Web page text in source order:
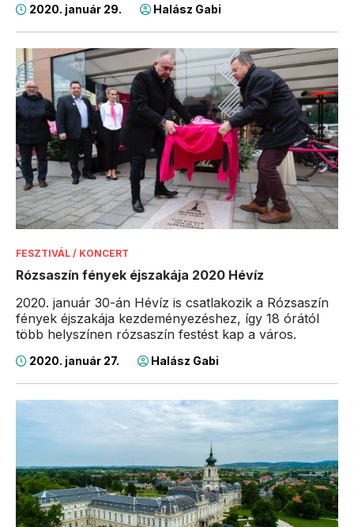
2020. január 29. Halász Gabi
FESZTIVÁL / KONCERT
Rózsaszín fények éjszakája 2020 Hévíz
2020. január 30-án Hévíz is csatlakozik a Rózsaszín
fények éjszakája kezdeményezéshez, így 18 órától
több helyszínen rózsaszín festést kap a város.
2020. január 27. Halász Gabi